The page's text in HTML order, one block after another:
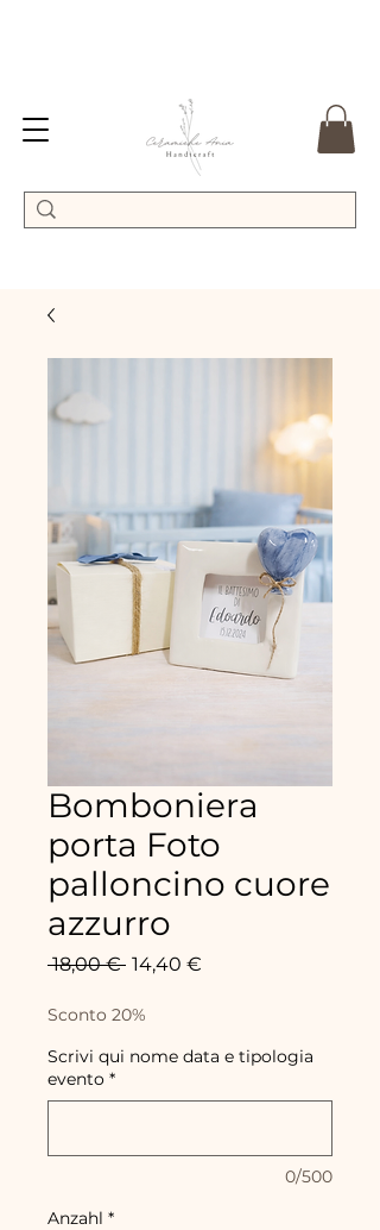
Bomboniera
porta Foto
palloncino cuore
azzurro
18,00 € Standardpreis
14,40 €
Sconto 20%
Scrivi qui nome data e tipologia
evento *
0/500
Anzahl *